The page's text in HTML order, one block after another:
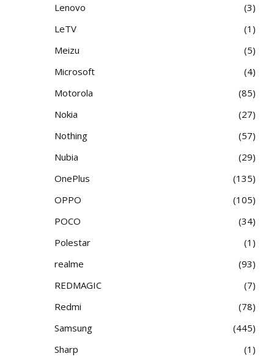
Lenovo
3
LeTV
1
Meizu
5
Microsoft
4
Motorola
85
Nokia
27
Nothing
57
Nubia
29
OnePlus
135
OPPO
105
POCO
34
Polestar
1
realme
93
REDMAGIC
7
Redmi
78
Samsung
445
Sharp
1